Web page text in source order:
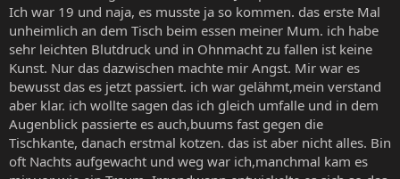
Ich war 19 und naja, es musste ja so kommen. das erste Mal
unheimlich an dem Tisch beim essen meiner Mum. ich habe
sehr leichten Blutdruck und in Ohnmacht zu fallen ist keine
Kunst. Nur das dazwischen machte mir Angst. Mir war es
bewusst das es jetzt passiert. ich war gelähmt,mein verstand
aber klar. ich wollte sagen das ich gleich umfalle und in dem
Augenblick passierte es auch,buums fast gegen die
Tischkante, danach erstmal kotzen. das ist aber nicht alles. Bin
oft Nachts aufgewacht und weg war ich,manchmal kam es